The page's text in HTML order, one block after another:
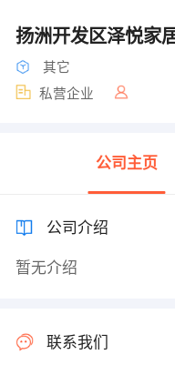
扬洲开发区泽悦家
其它
私营企业
公司主页
公司介绍
暂无介绍
联系我们